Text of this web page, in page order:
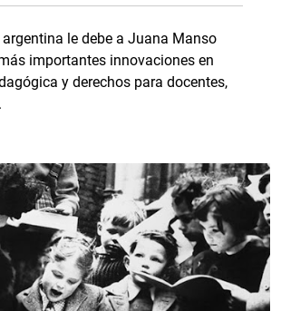
le debe a Juana Manso
importantes innovaciones en
y derechos para docentes,